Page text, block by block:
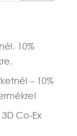
10%
– 10%
Co-Ex